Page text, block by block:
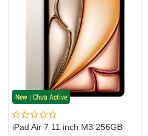
New | Chưa Active
iPad Air 7 11 inch M3 256GB